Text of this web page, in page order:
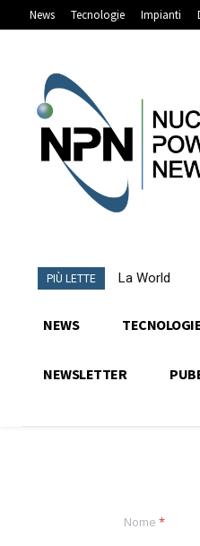
News Tecnologie Impianti
PIÙ LETTE
La World
Association
prima guida
NEWS
NEWSLETTER
Nome *